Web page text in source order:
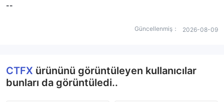
--
Güncellenmiş： 2026-08-09
CTFX ürününü görüntüleyen kullanıcılar
bunları da görüntüledi..